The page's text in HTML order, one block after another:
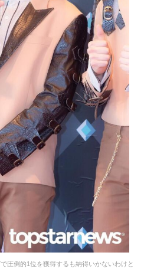
圧倒的1位を獲得するも納得いかないわけと